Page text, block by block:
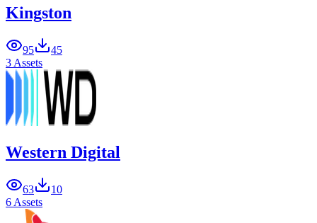
Kingston
95
45
3 Assets
Western Digital
63
10
6 Assets